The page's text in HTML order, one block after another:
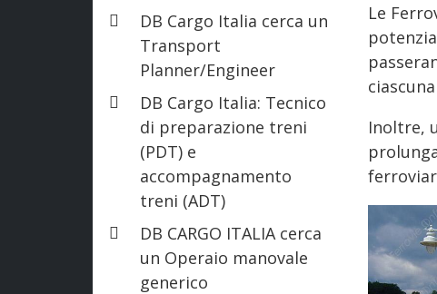
DB Cargo Italia cerca un
Transport
Planner/Engineer
DB Cargo Italia: Tecnico
di preparazione treni
(PDT) e
accompagnamento
treni (ADT)
DB CARGO ITALIA cerca
un Operaio manovale
generico
Le
Inoltre,